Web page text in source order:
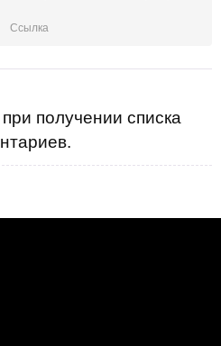
Ссылка
получении списка